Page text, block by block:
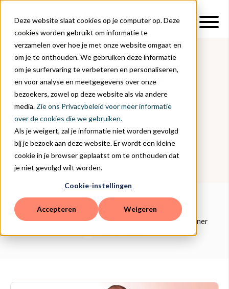
Deze website slaat cookies op je computer op. Deze
cookies worden gebruikt om informatie te
verzamelen over hoe je met onze website omgaat en
om je te onthouden. We gebruiken deze informatie
om je surfervaring te verbeteren en personaliseren,
en voor analyse en meetgegevens over onze
bezoekers, zowel op deze website als via andere
media. Zie ons Privacybeleid voor meer informatie
over de cookies die we gebruiken.
Als je weigert, zal je informatie niet worden gevolgd
bij je bezoek aan deze website. Er wordt een kleine
cookie in je browser geplaatst om te onthouden dat
je niet gevolgd wilt worden.
Cookie-instellingen
Accepteren Weigeren
Fourcast Blog
Posts about Digitale
inclusie
Stay up-to-date.
All Digitale evolutie
Digitale inclusie
Digitalisatie
Microsoft 365 Education
Partner
Transformatie